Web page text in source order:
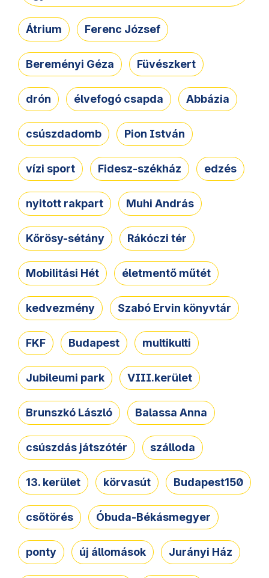
Átrium Ferenc József
Bereményi Géza Füvészkert
drón élvefogó csapda Abbázia
csúszdadomb Pion István
vízi sport Fidesz-székház edzés
nyitott rakpart Muhi András
Kőrösy-sétány Rákóczi tér
Mobilitási Hét életmentő műtét
kedvezmény Szabó Ervin könyvtár
FKF Budapest multikulti
Jubileumi park VIII.kerület
Brunszkó László Balassa Anna
csúszdás játszótér szálloda
13. kerület körvasút Budapest150
csőtörés Óbuda-Békásmegyer
ponty új állomások Jurányi Ház